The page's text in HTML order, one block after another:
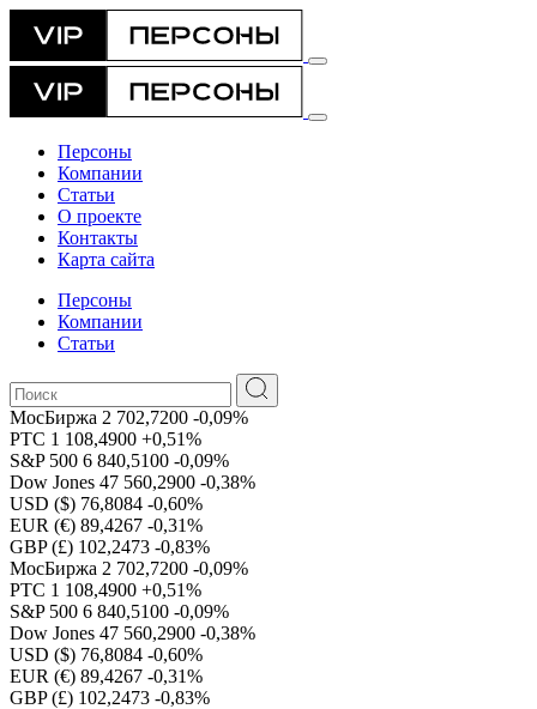
Персоны
Компании
Статьи
О проекте
Контакты
Карта сайта
Персоны
Компании
Статьи
МосБиржа 2 702,7200 -0,09%
РТС 1 108,4900 +0,51%
S&P 500 6 840,5100 -0,09%
Dow Jones 47 560,2900 -0,38%
USD ($) 76,8084 -0,60%
EUR (€) 89,4267 -0,31%
GBP (£) 102,2473 -0,83%
МосБиржа 2 702,7200 -0,09%
РТС 1 108,4900 +0,51%
S&P 500 6 840,5100 -0,09%
Dow Jones 47 560,2900 -0,38%
USD ($) 76,8084 -0,60%
EUR (€) 89,4267 -0,31%
GBP (£) 102,2473 -0,83%